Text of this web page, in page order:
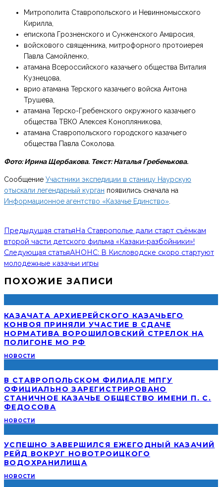
Митрополита Ставропольского и Невинномысского
Кирилла,
епископа Грозненского и Сунженского Амвросия,
войскового священника, митрофорного протоиерея
Павла Самойленко,
атамана Всероссийского казачьего общества Виталия
Кузнецова,
врио атамана Терского казачьего войска Антона
Трушева,
атамана Терско-Гребенского окружного казачьего
общества ТВКО Алексея Конопляникова,
атамана Ставропольского городского казачьего
общества Павла Соколова.
Фото: Ирина Щербакова. Текст: Наталья Гребенькова.
Сообщение Участники экспедиции в станицу Наурскую
отыскали легендарный курган появились сначала на
Информационное агентство «Казачье Единство»
Предыдущая статья На Ставрополье дали старт съёмкам
второй части детского фильма «Казаки-разбойники»!
Следующая статьяАНОНС: В Кисловодске скоро стартуют
молодежные казачьи игры
ПОХОЖИЕ ЗАПИСИ
КАЗАЧАТА АРХИЕРЕЙСКОГО КАЗАЧЬЕГО
КОНВОЯ ПРИНЯЛИ УЧАСТИЕ В СДАЧЕ
НОРМАТИВА ВОРОШИЛОВСКИЙ СТРЕЛОК НА
ПОЛИГОНЕ МО РФ
НОВОСТИ
В СТАВРОПОЛЬСКОМ ФИЛИАЛЕ МПГУ
ОФИЦИАЛЬНО ЗАРЕГИСТРИРОВАНО
СТАНИЧНОЕ КАЗАЧЬЕ ОБЩЕСТВО ИМЕНИ П. С.
ФЕДОСОВА
НОВОСТИ
УСПЕШНО ЗАВЕРШИЛСЯ ЕЖЕГОДНЫЙ КАЗАЧИЙ
РЕЙД ВОКРУГ НОВОТРОИЦКОГО
ВОДОХРАНИЛИЩА
НОВОСТИ